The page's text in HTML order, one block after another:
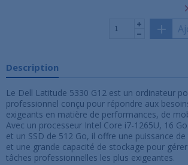
Description
Le Dell Latitude 5330 G12 est un ordinateur
professionnel conçu pour répondre aux
exigeants en matière de performances, de
Avec un processeur Intel Core i7-1265U, 16
et un SSD de 512 Go, il offre une puissance
et une grande capacité de stockage pour
tâches professionnelles les plus exigeantes.